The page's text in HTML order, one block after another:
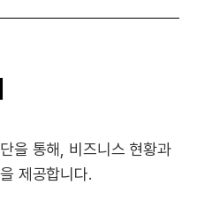
을 통해, 비즈니스 현황과
제공합니다.